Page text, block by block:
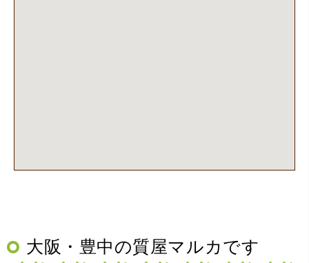
大阪・豊中の質屋マルカです